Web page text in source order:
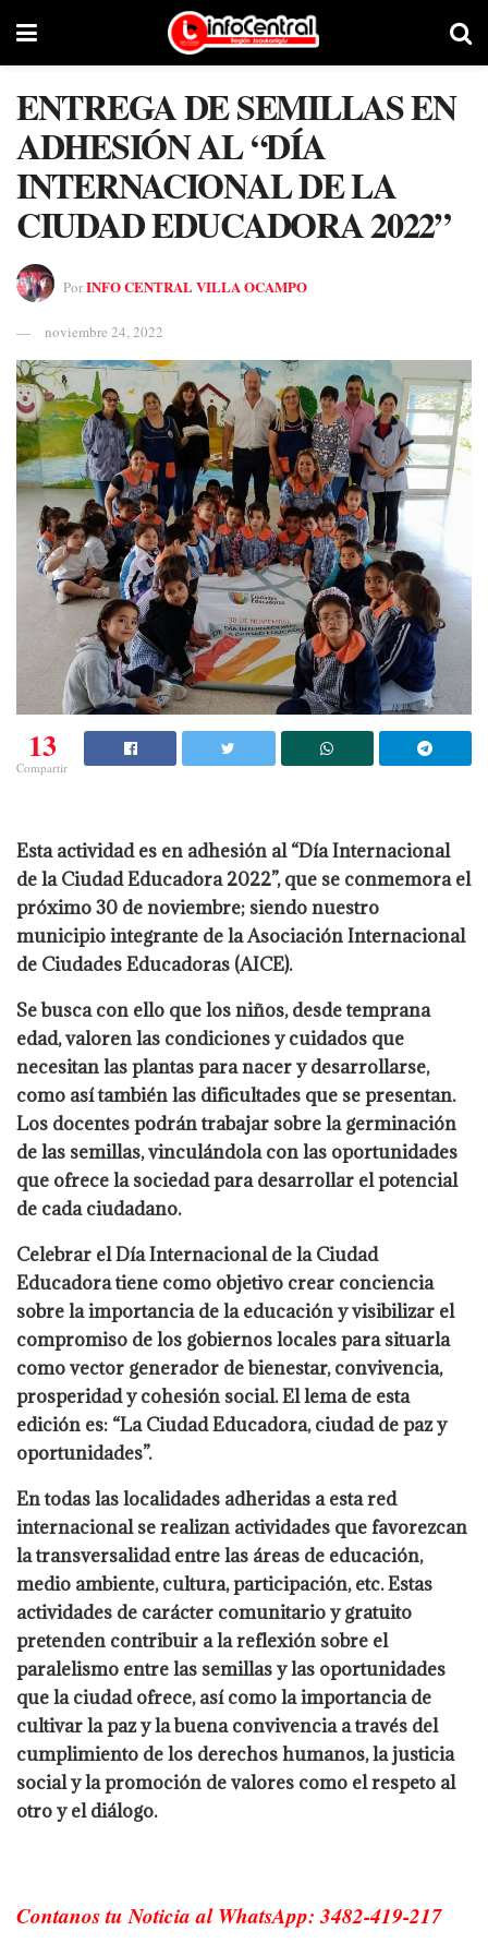
ENTREGA DE SEMILLAS EN
ADHESIÓN AL “DÍA
INTERNACIONAL DE LA
CIUDAD EDUCADORA 2022”
PorINFO CENTRAL VILLA OCAMPO
noviembre 24, 2022
13
Compartir
Esta actividad es en adhesión al “Día Internacional
de la Ciudad Educadora 2022”, que se conmemora el
próximo 30 de noviembre; siendo nuestro
municipio integrante de la Asociación Internacional
de Ciudades Educadoras (AICE).
Se busca con ello que los niños, desde temprana
edad, valoren las condiciones y cuidados que
necesitan las plantas para nacer y desarrollarse,
como así también las dificultades que se presentan.
Los docentes podrán trabajar sobre la germinación
de las semillas, vinculándola con las oportunidades
que ofrece la sociedad para desarrollar el potencial
de cada ciudadano.
Celebrar el Día Internacional de la Ciudad
Educadora tiene como objetivo crear conciencia
sobre la importancia de la educación y visibilizar el
compromiso de los gobiernos locales para situarla
como vector generador de bienestar, convivencia,
prosperidad y cohesión social. El lema de esta
edición es: “La Ciudad Educadora, ciudad de paz y
oportunidades”.
En todas las localidades adheridas a esta red
internacional se realizan actividades que favorezcan
la transversalidad entre las áreas de educación,
medio ambiente, cultura, participación, etc. Estas
actividades de carácter comunitario y gratuito
pretenden contribuir a la reflexión sobre el
paralelismo entre las semillas y las oportunidades
que la ciudad ofrece, así como la importancia de
cultivar la paz y la buena convivencia a través del
cumplimiento de los derechos humanos, la justicia
social y la promoción de valores como el respeto al
otro y el diálogo.
Contanos tu Noticia al WhatsApp: 3482-419-217